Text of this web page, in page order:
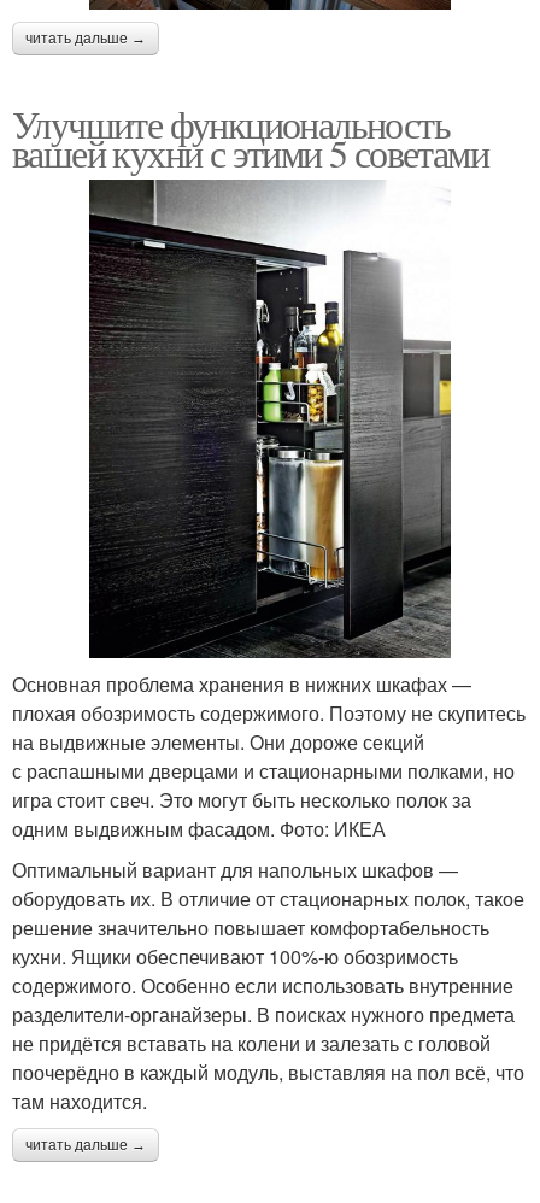
читать дальше →
Улучшите функциональность
вашей кухни с этими 5 советами
Основная проблема хранения в нижних шкафах —
плохая обозримость содержимого. Поэтому не скупитесь
на выдвижные элементы. Они дороже секций
с распашными дверцами и стационарными полками, но
игра стоит свеч. Это могут быть несколько полок за
одним выдвижным фасадом. Фото: ИКЕА
Оптимальный вариант для напольных шкафов —
оборудовать их. В отличие от стационарных полок, такое
решение значительно повышает комфортабельность
кухни. Ящики обеспечивают 100%-ю обозримость
содержимого. Особенно если использовать внутренние
разделители-органайзеры. В поисках нужного предмета
не придётся вставать на колени и залезать с головой
поочерёдно в каждый модуль, выставляя на пол всё, что
там находится.
читать дальше →